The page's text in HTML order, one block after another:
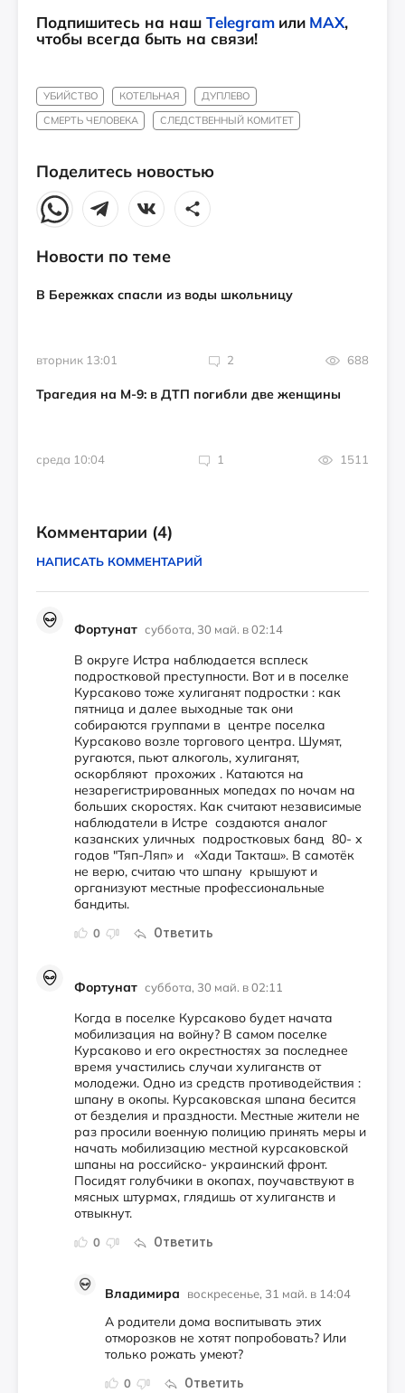
Подпишитесь на наш Telegram или MAX,
чтобы всегда быть на связи!
УБИЙСТВО КОТЕЛЬНАЯ
ДУПЛЕВО
СМЕРТЬ ЧЕЛОВЕКА
СЛЕДСТВЕННЫЙ КОМИТЕТ
Поделитесь новостью
Новости по теме
В Бережках спасли из воды школьницу
вторник 13:01 2 688
Трагедия на М-9: в ДТП погибли две женщины
среда 10:04 1 1511
Комментарии (4)
НАПИСАТЬ КОММЕНТАРИЙ
Фортунат суббота, 30 май. в 02:14
0 Ответить
В округе Истра наблюдается всплеск
подростковой преступности. Вот и в поселке
Курсаково тоже хулиганят подростки : как
пятница и далее выходные так они
собираются группами в центре поселка
Курсаково возле торгового центра. Шумят,
ругаются, пьют алкоголь, хулиганят,
оскорбляют прохожих . Катаются на
незарегистрированных мопедах по ночам на
больших скоростях. Как считают независимые
наблюдатели в Истре создаются аналог
казанских уличных подростковых банд 80- х
годов "Тяп-Ляп» и «Хади Такташ». В самотёк
не верю, считаю что шпану крышуют и
организуют местные профессиональные
бандиты.
Фортунат суббота, 30 май. в 02:11
0 Ответить
Когда в поселке Курсаково будет начата
мобилизация на войну? В самом поселке
Курсаково и его окрестностях за последнее
время участились случаи хулиганств от
молодежи. Одно из средств противодействия :
шпану в окопы. Курсаковская шпана бесится
от безделия и праздности. Местные жители не
раз просили военную полицию принять меры и
начать мобилизацию местной курсаковской
шпаны на российско- украинский фронт.
Посидят голубчики в окопах, поучавствуют в
мясных штурмах, глядишь от хулиганств и
отвыкнут.
Владимира воскресенье, 31 май. в 14:04
0 Ответить
А родители дома воспитывать этих
отморозков не хотят попробовать? Или
только рожать умеют?